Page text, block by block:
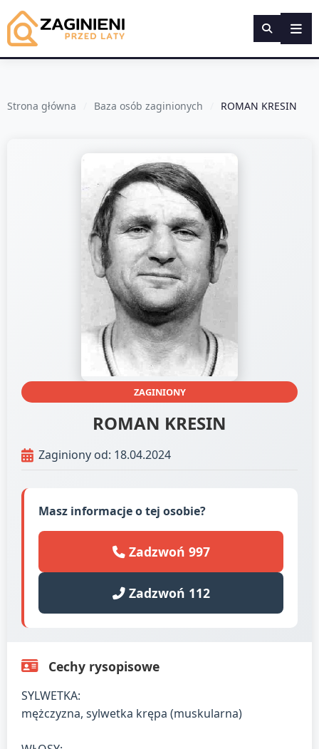
Strona główna Baza osób zaginionych ROMAN KRESIN
ZAGINIONY
ROMAN KRESIN
Zaginiony od: 18.04.2024
Masz informacje o tej osobie?
Zadzwoń 997
Zadzwoń 112
Cechy rysopisowe
SYLWETKA:
mężczyzna, sylwetka krępa (muskularna)